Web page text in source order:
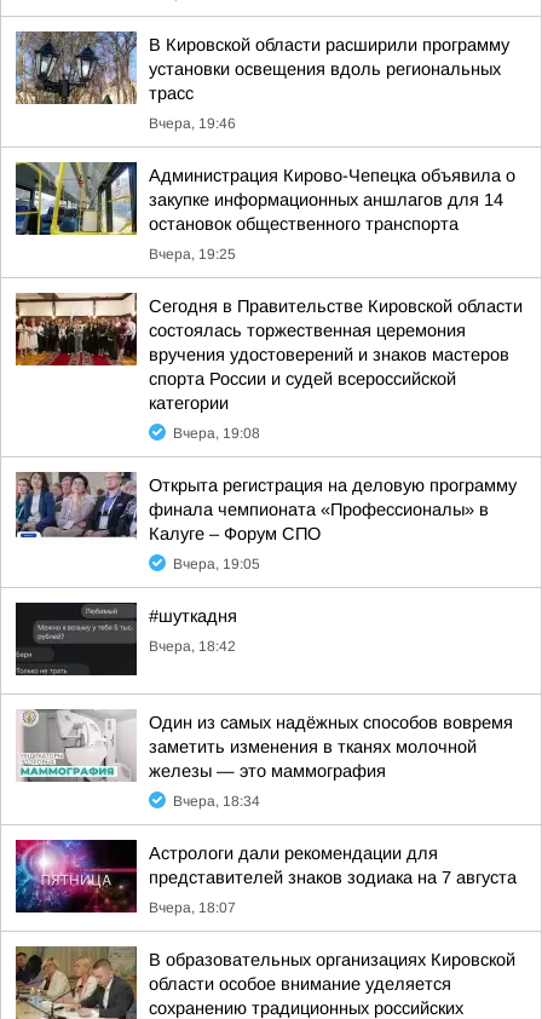
В Кировской области расширили программу
установки освещения вдоль региональных
трасс
Вчера, 19:46
Администрация Кирово-Чепецка объявила о
закупке информационных аншлагов для 14
остановок общественного транспорта
Вчера, 19:25
Сегодня в Правительстве Кировской области
состоялась торжественная церемония
вручения удостоверений и знаков мастеров
спорта России и судей всероссийской
категории
Вчера, 19:08
Открыта регистрация на деловую программу
финала чемпионата «Профессионалы» в
Калуге – Форум СПО
Вчера, 19:05
#шуткадня
Вчера, 18:42
Один из самых надёжных способов вовремя
заметить изменения в тканях молочной
железы — это маммография
Вчера, 18:34
Астрологи дали рекомендации для
представителей знаков зодиака на 7 августа
Вчера, 18:07
В образовательных организациях Кировской
области особое внимание уделяется
сохранению традиционных российских